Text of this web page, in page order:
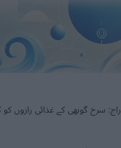
سرخ گوبھی کے غذائی رازوں کو